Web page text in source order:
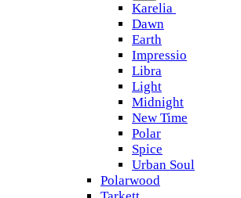
Karelia
Dawn
Earth
Impressio
Libra
Light
Midnight
New Time
Polar
Spice
Urban Soul
Polarwood